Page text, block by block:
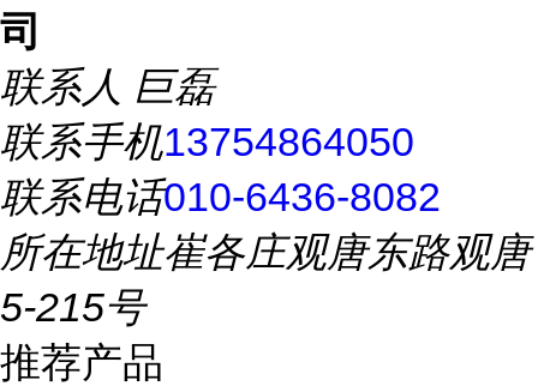
司
联系人 巨磊
联系手机13754864050
联系电话010-6436-8082
所在地址崔各庄观唐东路观唐
5-215号
推荐产品